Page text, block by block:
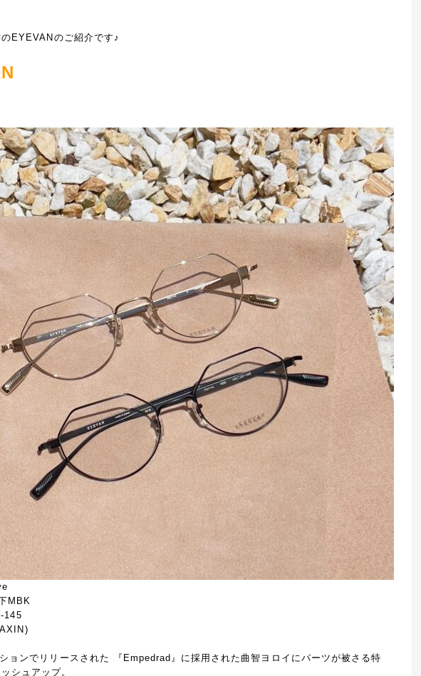
EYEVANのご紹介です♪
MBK
145
ョンでリリースされた 『Empedrad』に採用された曲智ヨロイにパーツが被さる特
シュアップ。